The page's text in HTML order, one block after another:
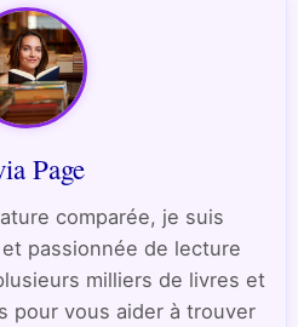
Page
comparée, je suis
passionnée de lecture
milliers de livres et
pour vous aider à trouver